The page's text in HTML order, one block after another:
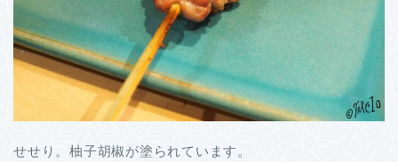
せせり。柚子胡椒が塗られています。